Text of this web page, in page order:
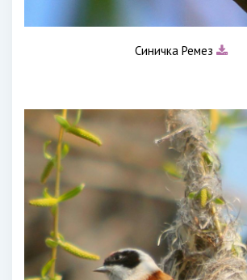
Синичка Ремез